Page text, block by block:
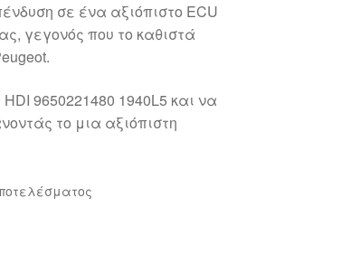
σε ένα αξιόπιστο ECU
γεγονός που το καθιστά
9650221480 1940L5 και να
το μια αξιόπιστη